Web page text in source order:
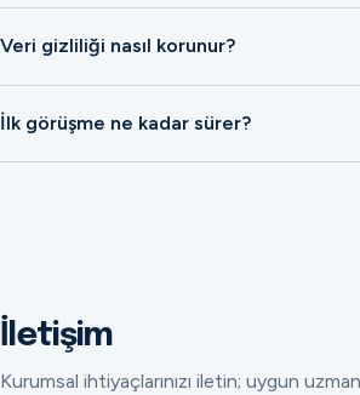
Veri gizliliği nasıl korunur?
İlk görüşme ne kadar sürer?
İletişim
Kurumsal ihtiyaçlarınızı iletin; uygun